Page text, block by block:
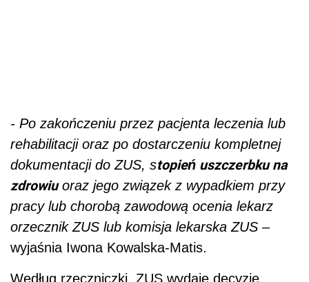
- Po zakończeniu przez pacjenta leczenia lub
rehabilitacji oraz po dostarczeniu kompletnej
dokumentacji do ZUS, stopień uszczerbku na
zdrowiuoraz jego związek z wypadkiem przy
pracy lub chorobą zawodową ocenia lekarz
orzecznik ZUS lub komisja lekarska ZUS –
wyjaśnia Iwona Kowalska-Matis.
Według rzeczniczki, ZUS wydaje decyzję